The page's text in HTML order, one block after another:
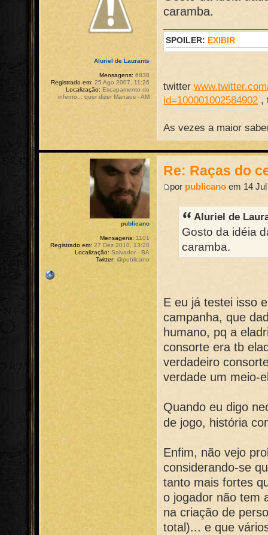
caramba.
SPOILER: EXIBIR
twitter
id=100001002584902 ,
As vezes a maior
Aluriel de Laurants
Mensagens: 6838
Registrado em: 25 Ago 2007, 11:26
Localização: Escapamento do
inferno... quer dizer Manaus - AM
Re: Raças do
por publicano em 14
Aluriel de
Gosto da idéia
caramba.
E eu já testei isso
campanha, que
humano, pq a
consorte era tb
verdadeiro
verdade um meio-
Quando eu digo
de jogo, história
Enfim, não vejo
considerando-se
tanto mais fortes
o jogador não tem
na criação de
total)... e que
publicano
Mensagens: 1101
Registrado em: 27 Dez 2010, 13:20
Localização: Salvador - BA
Twitter: @publicano